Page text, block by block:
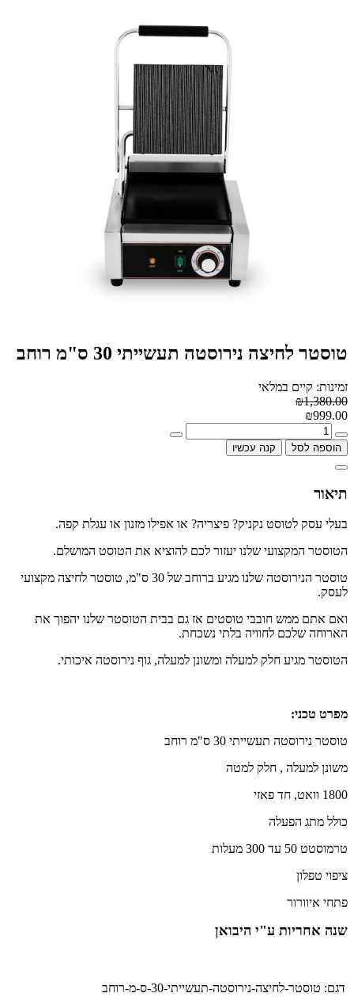
טוסטר לחיצה נירוסטה תעשייתי 30 ס"מ רוחב
זמינות: קיים במלאי
₪1,380.00
₪999.00
הוספה לסל קנה עכשיו
תיאור
בעלי עסק לטוסט נקניק? פיצריה? או אפילו מזנון או עגלת קפה.
הטוסטר המקצועי שלנו יעזור לכם להוציא את הטוסט המושלם.
טוסטר הנירוסטה שלנו מגיע ברוחב של 30 ס"מ, טוסטר לחיצה מקצועי
לעסק.
ואם אתם ממש חובבי טוסטים אז גם בבית הטוסטר שלנו יהפוך את
הארוחה שלכם לחוויה בלתי נשכחת.
הטוסטר מגיע חלק למעלה ומשונן למעלה, גוף נירוסטה איכותי.
מפרט טכני:
טוסטר נירוסטה תעשייתי 30 ס"מ רוחב
משונן למעלה , חלק למטה
1800 וואט, חד פאזי
כולל מתג הפעלה
טרמוסטט 50 עד 300 מעלות
ציפוי טפלון
פתחי איוורור
שנה אחריות ע"י היבואן
דגם: טוסטר-לחיצה-נירוסטה-תעשייתי-30-ס-מ-רוחב